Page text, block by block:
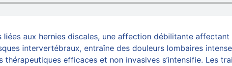
aux hernies discales, une affection débilitante
intervertébraux, entraîne des douleurs lombaires
efficaces et non invasives s’intensifie. Les